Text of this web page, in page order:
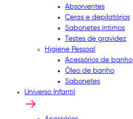
Absorventes
Ceras e depilatórios
Sabonetes íntimos
Testes de gravidez
Higiene Pessoal
Acessórios de banho
Óleo de banho
Sabonetes
Universo Infantil